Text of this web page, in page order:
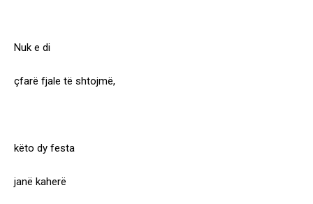
Nuk e di
çfarë fjale të shtojmë,
këto dy festa
janë kaherë